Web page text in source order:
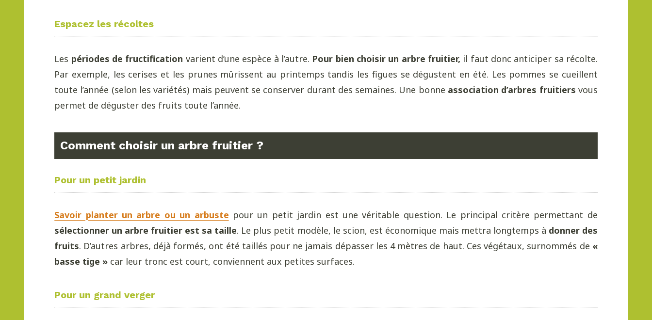
Espacez les récoltes
Les périodes de fructification varient d’une espèce à l’autre. Pour bien choisir un arbre fruitier, il faut donc anticiper sa récolte.
Par exemple, les cerises et les prunes mûrissent au printemps tandis les figues se dégustent en été. Les pommes se cueillent
toute l’année (selon les variétés) mais peuvent se conserver durant des semaines. Une bonne association d’arbres fruitiers vous
permet de déguster des fruits toute l’année.
Comment choisir un arbre fruitier ?
Pour un petit jardin
Savoir planter un arbre ou un arbuste pour un petit jardin est une véritable question. Le principal critère permettant de
sélectionner un arbre fruitier est sa taille. Le plus petit modèle, le scion, est économique mais mettra longtemps à donner des
fruits. D’autres arbres, déjà formés, ont été taillés pour ne jamais dépasser les 4 mètres de haut. Ces végétaux, surnommés de «
basse tige » car leur tronc est court, conviennent aux petites surfaces.
Pour un grand verger